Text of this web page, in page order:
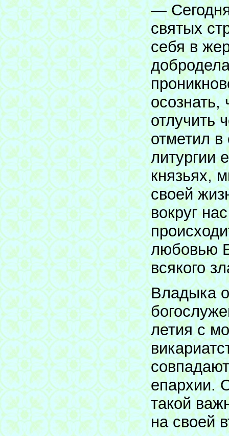
—
святых
себя в
отлучить
отметил
литургии
князьях,
своей
вокруг
любовью
всякого
Владыка
летия с
епархии.
такой
на своей